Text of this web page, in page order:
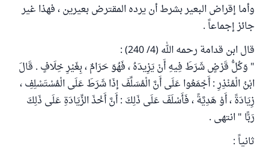
وأما إقراض البعير بشرط أن يرده المقترض بعيرين ، فهذا غير
جائز إجماعاً .
قال ابن قدامة رحمه الله (4/ 240) :
" وَكُلُّ قَرْضٍ شَرَطَ فِيهِ أَنْ يَزِيدَهُ ، فَهُوَ حَرَامٌ ، بِغَيْرِ خِلَافٍ . قَالَ
ابْنُ الْمُنْذِرِ : أَجْمَعُوا عَلَى أَنَّ الْمُسَلِّفَ إذَا شَرَطَ عَلَى الْمُسْتَسْلِفِ ،
زِيَادَةً ، أَوْ هَدِيَّةً ، فَأَسْلَفَ عَلَى ذَلِكَ : أَنَّ أَخْذَ الزِّيَادَةِ عَلَى ذَلِكَ
رَبًّا " انتهى .
ثانياً :